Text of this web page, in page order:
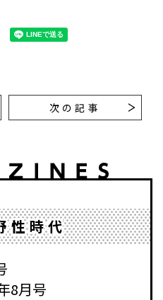
次の記事
性時代
8月号